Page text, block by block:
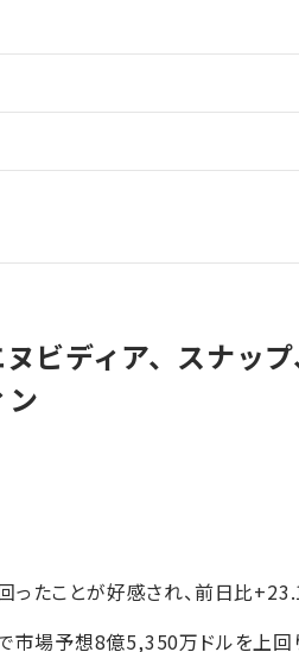
ビディア、スナッ
たことが好感され、前日比
場予想8億5,350万ドルを上回